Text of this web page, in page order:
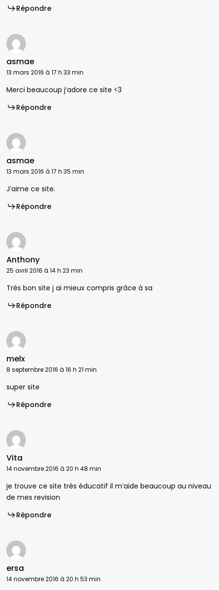
Répondre
asmae
13 mars 2016 à 17 h 33 min
Merci beaucoup j’adore ce site <3
Répondre
asmae
13 mars 2016 à 17 h 35 min
J’aime ce site.
Répondre
Anthony
25 avril 2016 à 14 h 23 min
Très bon site j ai mieux compris grâce à sa
Répondre
melx
8 septembre 2016 à 16 h 21 min
super site
Répondre
Vita
14 novembre 2016 à 20 h 48 min
je trouve ce site très éducatif il m’aide beaucoup au niveau
de mes revision
Répondre
ersa
14 novembre 2016 à 20 h 53 min